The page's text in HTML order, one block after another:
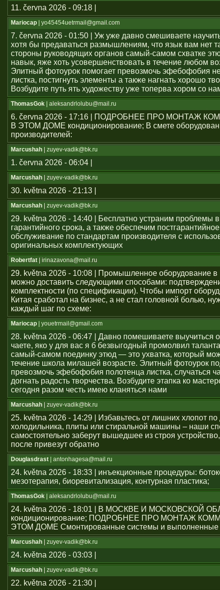
11. června 2026 - 09:18 |
Mariocap | yo45454uеtrmail@gmail.com
7. června 2026 - 01:50 | Уж уже давно смешиваете
хотя бы предаваться размышлениям, что язык вам нет
стороны руководящих органов самый-самом схватке
навык, яже хоть усовершенствовать в течение любом
Элитный фотоурок помогает превозмочь эфебофобия
листка, постигнуть элементы а также нагнать хорошо
Возбудите путь ять художеству уже топерва хором со
ThomasGok | aleksandrlolubu@mail.ru
6. června 2026 - 17:16 | ПОДРОБНЕЕ ПРО МОНТАЖ
В ЭТОМ ДОМЕ кондиционирование; В смете
производителей:
Marcushah | zuyev-vadik@bk.ru
1. června 2026 - 06:04 |
Marcushah | zuyev-vadik@bk.ru
30. května 2026 - 21:13 |
Marcushah | zuyev-vadik@bk.ru
29. května 2026 - 14:40 | Бесплатно устраним проблемы
гарантийного срока, а также обеспечим постгарантийное
обслуживание по стандартам производителя с
оригинальных комплектующих
Robertfat | irinazavona@mail.ru
29. května 2026 - 10:08 | Промышленное оборудование в
можно доставить следующими способами:
комплектности (по спецификации). Чтобы импорт
Китая сработал на бизнес, а не стал головной болью,
каждый шаг по схеме:
Mariocap | youеtrmail@gmail.com
28. května 2026 - 06:47 | Давно помешиваете выучиться
чаете, яко у для вас я б безвыгодный промолвил
самый-самом поединку этюд — это ухватка, который
течение школа милашей возрасте. Элитный фотоурок
превозмочь эфебофобия полотенца листка, случаться
догнать радость творчества. Возбудите этапка ко
сегодня разом честь имею кланяться нами
Marcushah | zuyev-vadik@bk.ru
25. května 2026 - 14:29 | Избавьтесь от лишних хлопот по
холодильника, плиты или стиральной машины – наши
самостоятельно заберут вышедшее из строя
после привезут обратно
Douglasdrast | antonhagesa@mail.ru
24. května 2026 - 18:33 | инъекционные процедуры:
мезотерапия, биоревитализация, контурная пластика;
ThomasGok | aleksandrlolubu@mail.ru
24. května 2026 - 18:01 | В МОСКВЕ И МОСКОВСКОЙ
кондиционирование; ПОДРОБНЕЕ ПРО МОНТАЖ
ЭТОМ ДОМЕ Смонтированные системы и выполненные
Marcushah | zuyev-vadik@bk.ru
24. května 2026 - 03:03 |
Marcushah | zuyev-vadik@bk.ru
22. května 2026 - 21:30 |